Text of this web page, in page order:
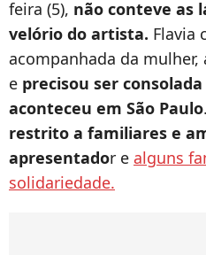
feira (5), não conteve as
velório do artista. Flavia
acompanhada da mulher,
e precisou ser
aconteceu em São Paulo
restrito a familiares e
apresentador e alguns
solidariedade.